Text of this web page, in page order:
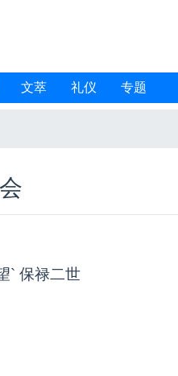
文萃 礼仪 专题
` 保禄二世